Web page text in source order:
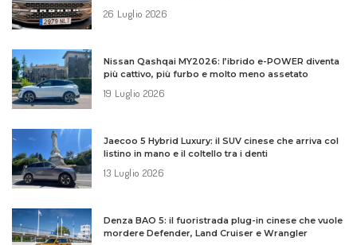
26 Luglio 2026
Nissan Qashqai MY2026: l’ibrido e-POWER diventa
più cattivo, più furbo e molto meno assetato
19 Luglio 2026
Jaecoo 5 Hybrid Luxury: il SUV cinese che arriva col
listino in mano e il coltello tra i denti
13 Luglio 2026
Denza BAO 5: il fuoristrada plug-in cinese che vuole
mordere Defender, Land Cruiser e Wrangler